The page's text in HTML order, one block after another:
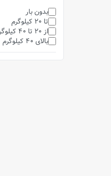
بدون بار
تا 20 کیلوگرم
از 20 تا 40 کیلوگرم
بالای 40 کیلوگرم